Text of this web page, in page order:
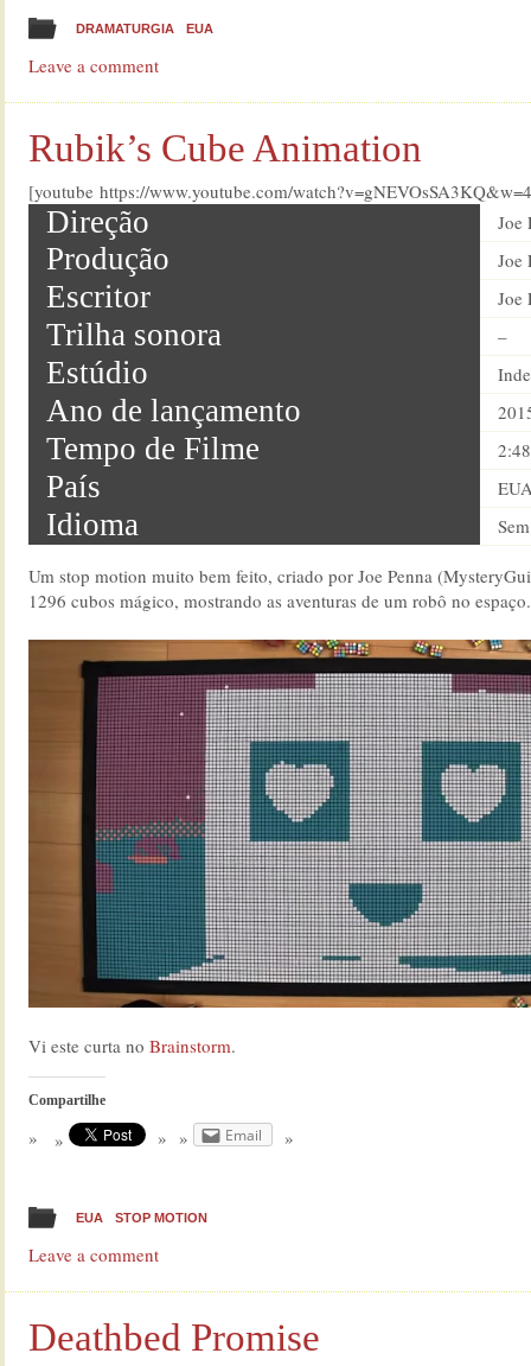
DRAMATURGIA EUA
Leave a comment
Rubik’s Cube Animation
[youtube https://www.youtube.com/
Direção Joe
Produção Joe
Escritor Joe
Trilha sonora –
Estúdio
Ano de lançamento
Tempo de Filme 2:48
País
Idioma
Um stop motion muito bem feito, criado por Joe Penna
1296 cubos mágico, mostrando as aventuras de um robô no espaço.
Vi este curta no Brainstorm.
Compartilhe
Email
EUA STOP MOTION
Leave a comment
Deathbed Promise